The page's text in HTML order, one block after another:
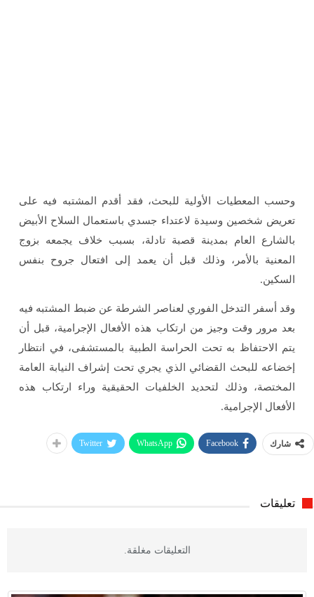
وحسب المعطيات الأولية للبحث، فقد أقدم المشتبه فيه على
تعريض شخصين وسيدة لاعتداء جسدي باستعمال السلاح الأبيض
بالشارع العام بمدينة قصبة تادلة، بسبب خلاف يجمعه بزوج
المعنية بالأمر، وذلك قبل أن يعمد إلى افتعال جروح بنفس
السكين.
وقد أسفر التدخل الفوري لعناصر الشرطة عن ضبط المشتبه فيه
بعد مرور وقت وجيز من ارتكاب هذه الأفعال الإجرامية، قبل أن
يتم الاحتفاظ به تحت الحراسة الطبية بالمستشفى، في انتظار
إخضاعه للبحث القضائي الذي يجري تحت إشراف النيابة العامة
المختصة، وذلك لتحديد الخلفيات الحقيقية وراء ارتكاب هذه
الأفعال الإجرامية.
شارك Facebook
WhatsApp
Twitter
تعليقات
التعليقات مغلقة.